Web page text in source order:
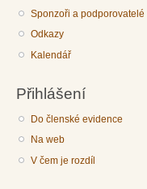
Sponzoři a podporovatelé
Odkazy
Kalendář
Přihlášení
Do členské evidence
Na web
V čem je rozdíl